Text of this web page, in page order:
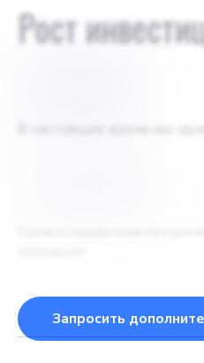
Рост
Запросить